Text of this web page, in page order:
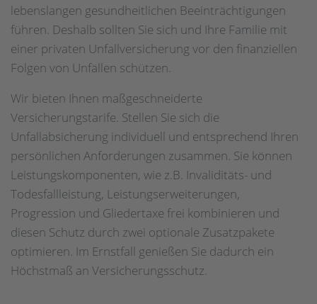
lebenslangen gesundheitlichen Beeinträchtigungen
führen. Deshalb sollten Sie sich und Ihre Familie mit
einer privaten Unfallversicherung vor den finanziellen
Folgen von Unfällen schützen.
Wir bieten Ihnen maßgeschneiderte
Versicherungstarife. Stellen Sie sich die
Unfallabsicherung individuell und entsprechend Ihren
persönlichen Anforderungen zusammen. Sie können
Leistungskomponenten, wie z.B. Invaliditäts- und
Todesfallleistung, Leistungserweiterungen,
Progression und Gliedertaxe frei kombinieren und
diesen Schutz durch zwei optionale Zusatzpakete
optimieren. Im Ernstfall genießen Sie dadurch ein
Höchstmaß an Versicherungsschutz.